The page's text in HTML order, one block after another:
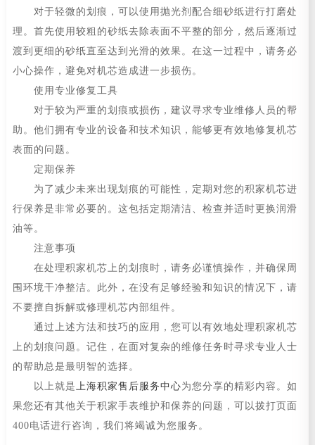
对于轻微的划痕，可以使用抛光剂配合细砂纸进行打磨处
理。首先使用较粗的砂纸去除表面不平整的部分，然后逐渐过
渡到更细的砂纸直至达到光滑的效果。在这一过程中，请务必
小心操作，避免对机芯造成进一步损伤。
使用专业修复工具
对于较为严重的划痕或损伤，建议寻求专业维修人员的帮
助。他们拥有专业的设备和技术知识，能够更有效地修复机芯
表面的问题。
定期保养
为了减少未来出现划痕的可能性，定期对您的积家机芯进
行保养是非常必要的。这包括定期清洁、检查并适时更换润滑
油等。
注意事项
在处理积家机芯上的划痕时，请务必谨慎操作，并确保周
围环境干净整洁。此外，在没有足够经验和知识的情况下，请
不要擅自拆解或修理机芯内部组件。
通过上述方法和技巧的应用，您可以有效地处理积家机芯
上的划痕问题。记住，在面对复杂的维修任务时寻求专业人士
的帮助总是最明智的选择。
以上就是上海积家售后服务中心为您分享的精彩内容。如
果您还有其他关于积家手表维护和保养的问题，可以拨打页面
400电话进行咨询，我们将竭诚为您服务。